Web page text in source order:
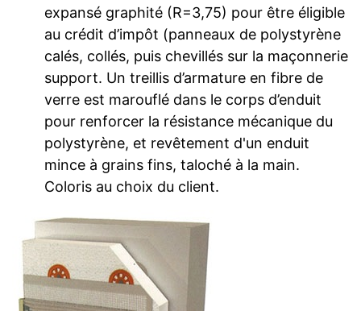
expansé graphité (R=3,75) pour être éligible
au crédit d’impôt (panneaux de polystyrène
calés, collés, puis chevillés sur la maçonnerie
support. Un treillis d’armature en fibre de
verre est marouflé dans le corps d’enduit
pour renforcer la résistance mécanique du
polystyrène, et revêtement d'un enduit
mince à grains fins, taloché à la main.
Coloris au choix du client.